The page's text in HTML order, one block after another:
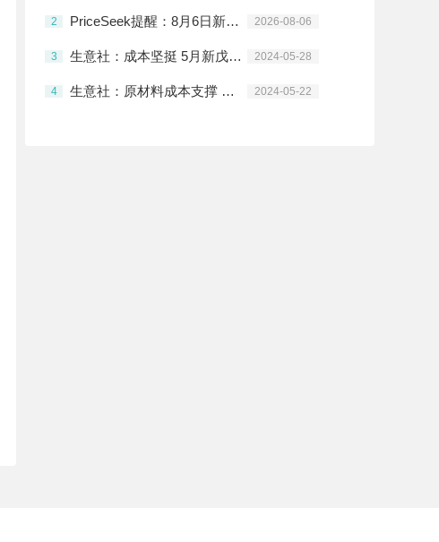
2 PriceSeek提醒：8月6日新戊二醇及异丁醛行情分析 2026-08-06
3 生意社：成本坚挺 5月新戊二醇价格大幅上涨 2024-05-28
4 生意社：原材料成本支撑 新戊二醇价格大幅上涨 2024-05-22